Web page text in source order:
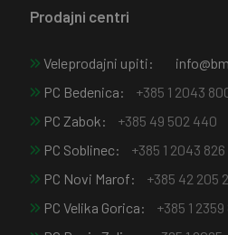
Prodajni centri
Veleprodajni upiti:
PC Bedenica:
+385 1 2043
PC Zabok:
+385 49 502 440
PC Soblinec:
+385 1 2043 826
PC Novi Marof:
+385 42 205
PC Velika Gorica:
+385 1 2359